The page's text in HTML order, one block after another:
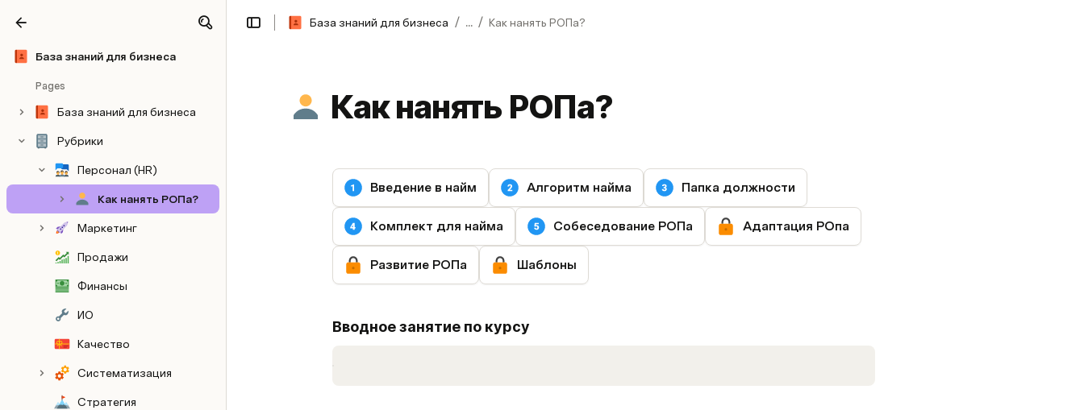
База знаний для бизнеса
Pages
База знаний для бизнеса
Рубрики
Персонал (HR)
Как нанять РОПа?
Маркетинг
Продажи
Финансы
ИО
Качество
Систематизация
Стратегия
База знаний для бизнеса / ... / Как нанять РОПа?
Как нанять РОПа?
Введение в найм Алгоритм найма Папка должности
Комплект для найма Собеседование РОПа Адаптация РОпа
Развитие РОПа Шаблоны
Вводное занятие по курсу